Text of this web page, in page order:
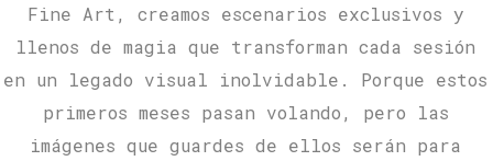
Fine Art, creamos escenarios exclusivos y
llenos de magia que transforman cada sesión
en un legado visual inolvidable. Porque estos
primeros meses pasan volando, pero las
imágenes que guardes de ellos serán para